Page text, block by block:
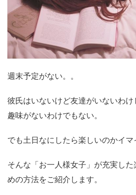
週末予定がない。。
彼氏はいないけど友達がいないわけ
趣味がないわけでもない。
でも土日なにしたら楽しいのかイマ
そんな「お一人様女子」が充実し
めの方法をご紹介します。